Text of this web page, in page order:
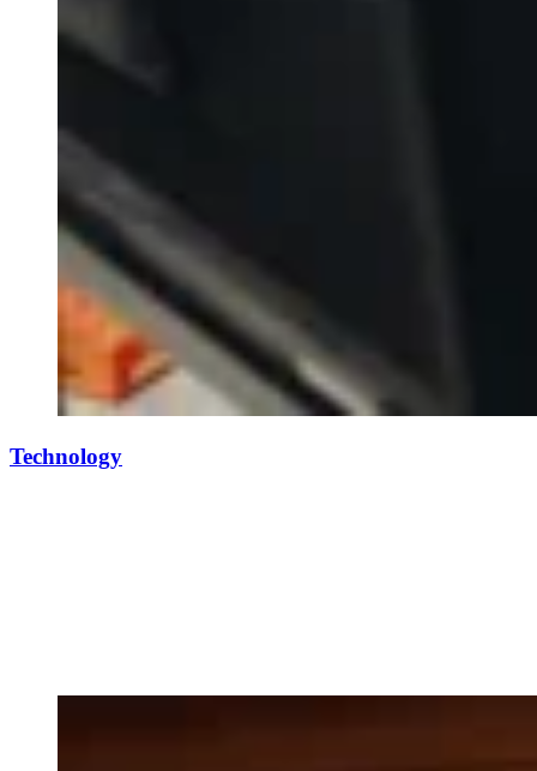
Technology